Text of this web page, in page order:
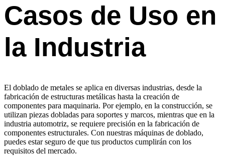
Casos de Uso en
la Industria
El doblado de metales se aplica en diversas industrias, desde la
fabricación de estructuras metálicas hasta la creación de
componentes para maquinaria. Por ejemplo, en la construcción, se
utilizan piezas dobladas para soportes y marcos, mientras que en la
industria automotriz, se requiere precisión en la fabricación de
componentes estructurales. Con nuestras máquinas de doblado,
puedes estar seguro de que tus productos cumplirán con los
requisitos del mercado.